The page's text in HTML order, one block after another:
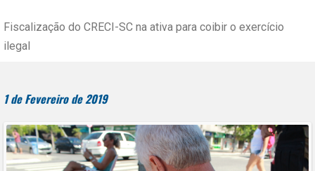
Fiscalização do CRECI-SC na ativa para coibir o exercício
ilegal
1 de Fevereiro de 2019